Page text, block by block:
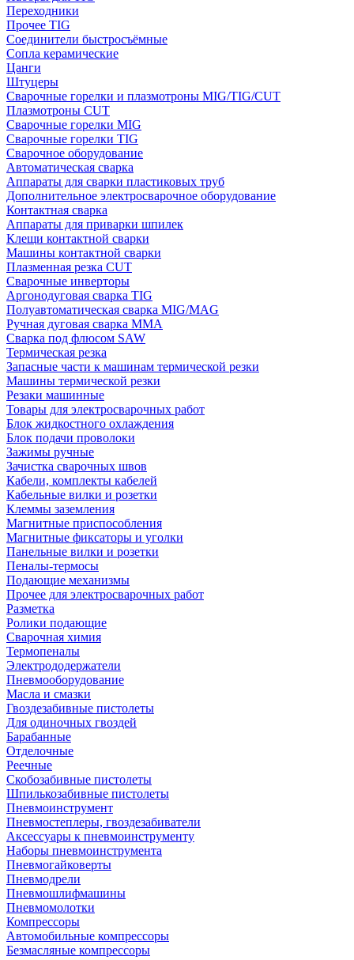
Переходники
Прочее TIG
Соединители быстросъёмные
Сопла керамические
Цанги
Штуцеры
Сварочные горелки и плазмотроны MIG/TIG/CUT
Плазмотроны CUT
Сварочные горелки MIG
Сварочные горелки TIG
Сварочное оборудование
Автоматическая сварка
Аппараты для сварки пластиковых труб
Дополнительное электросварочное оборудование
Контактная сварка
Аппараты для приварки шпилек
Клещи контактной сварки
Машины контактной сварки
Плазменная резка CUT
Сварочные инверторы
Аргонодуговая сварка TIG
Полуавтоматическая сварка MIG/MAG
Ручная дуговая сварка MMA
Сварка под флюсом SAW
Термическая резка
Запасные части к машинам термической резки
Машины термической резки
Резаки машинные
Товары для электросварочных работ
Блок жидкостного охлаждения
Блок подачи проволоки
Зажимы ручные
Зачистка сварочных швов
Кабели, комплекты кабелей
Кабельные вилки и розетки
Клеммы заземления
Магнитные приспособления
Магнитные фиксаторы и уголки
Панельные вилки и розетки
Пеналы-термосы
Подающие механизмы
Прочее для электросварочных работ
Разметка
Ролики подающие
Сварочная химия
Термопеналы
Электрододержатели
Пневмооборудование
Масла и смазки
Гвоздезабивные пистолеты
Для одиночных гвоздей
Барабанные
Отделочные
Реечные
Скобозабивные пистолеты
Шпилькозабивные пистолеты
Пневмоинструмент
Пневмостеплеры, гвоздезабиватели
Аксессуары к пневмоинструменту
Наборы пневмоинструмента
Пневмогайковерты
Пневмодрели
Пневмошлифмашины
Пневмомолотки
Компрессоры
Автомобильные компрессоры
Безмасляные компрессоры